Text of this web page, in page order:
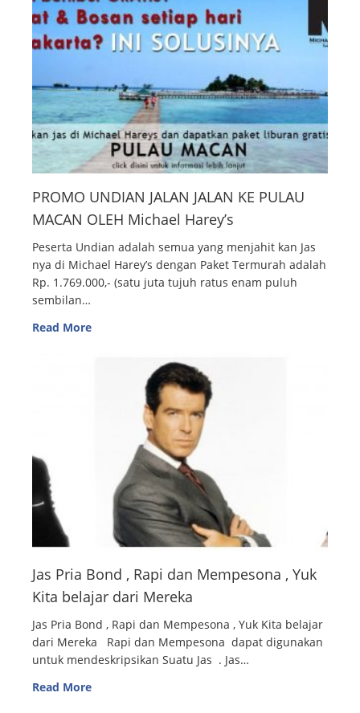
PROMO UNDIAN JALAN JALAN KE PULAU
MACAN OLEH Michael Harey’s
Peserta Undian adalah semua yang menjahit kan Jas
nya di Michael Harey’s dengan Paket Termurah adalah
Rp. 1.769.000,- (satu juta tujuh ratus enam puluh
sembilan…
Read More
Jas Pria Bond , Rapi dan Mempesona , Yuk
Kita belajar dari Mereka
Jas Pria Bond , Rapi dan Mempesona , Yuk Kita belajar
dari Mereka Rapi dan Mempesona dapat digunakan
untuk mendeskripsikan Suatu Jas . Jas…
Read More